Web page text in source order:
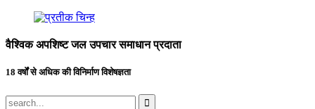
वैश्विक अपशिष्ट जल उपचार समाधान प्रदाता
18 वर्षों से अधिक की विनिर्माण विशेषज्ञता